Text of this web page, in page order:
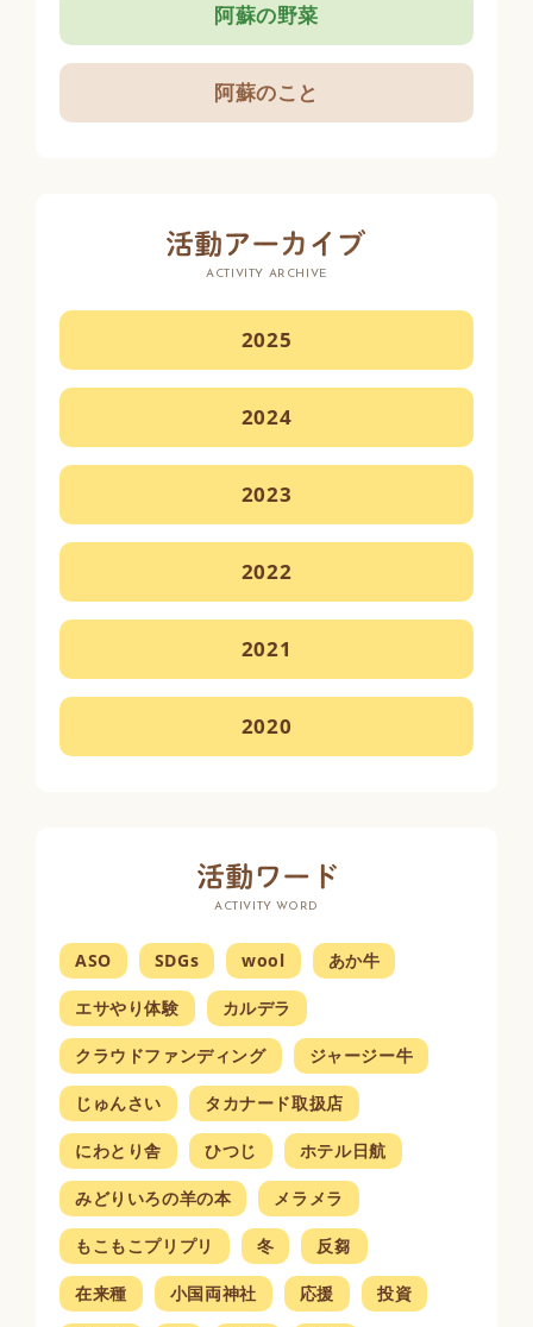
阿蘇の野菜
阿蘇のこと
ACTIVITY ARCHIVE
2025
2024
2023
2022
2021
2020
ACTIVITY WORD
ASO SDGs wool あか牛
エサやり体験 カルデラ
クラウドファンディング ジャージー牛
じゅんさい タカナード取扱店
にわとり舎 ひつじ ホテル日航
みどりいろの羊の本 メラメラ
もこもこプリプリ 冬 反芻
在来種 小国両神社 応援 投資